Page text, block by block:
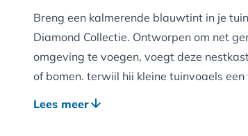
Breng een kalmerende blauwtint in je
Diamond Collectie. Ontworpen om net
omgeving te voegen, voegt deze
of bomen, terwijl hij kleine tuinvogels
Lees meer